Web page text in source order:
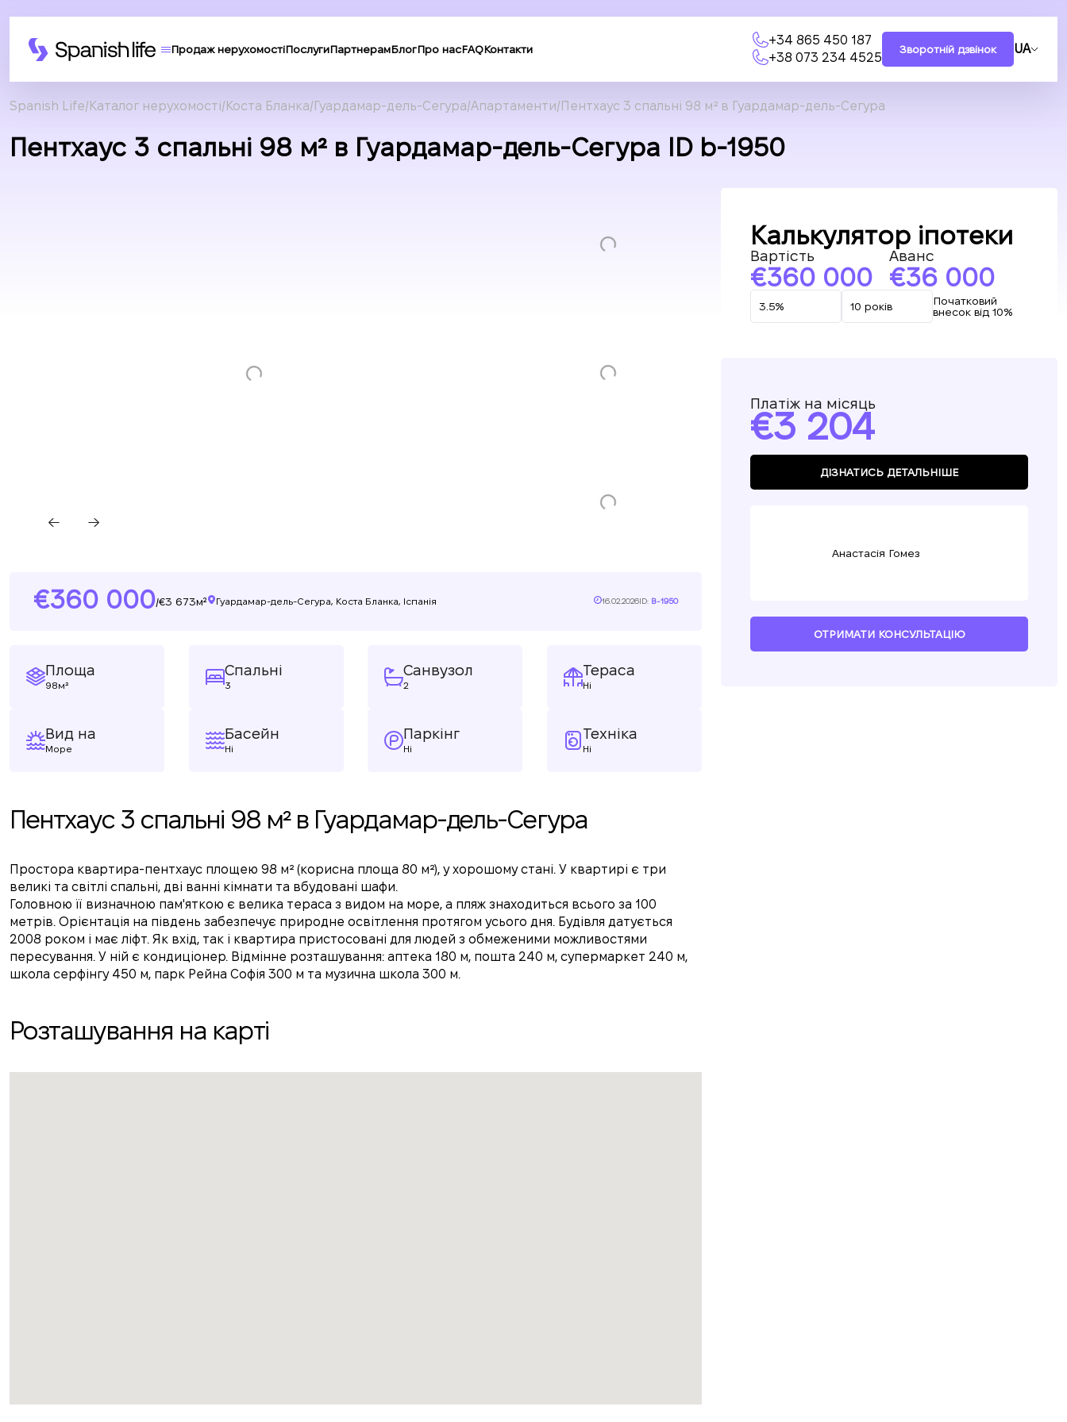
Продаж нерухомостіПослугиПартнерамБлогПро насFAQКонтакти
+34 865 450 187
+38 073 234 4525
Зворотній дзвінок UA
Spanish Life Каталог нерухомості Коста Бланка Гуардамар-дель-Сегура Апартаменти Пентхаус 3 спальні 98 м² в Гуардамар-дель-Сегура
Пентхаус 3 спальні 98 м² в Гуардамар-дель-Сегура ID b-1950
360 000/ 3 673м² Гуардамар-дель-Сегура, Коста Бланка, Іспанія 16.02.2026ID: B-1950
Площа
98м²
Спальні
3
Санвузол
2
Тераса
Ні
Вид на
Море
Басейн
Ні
Паркінг
Ні
Техніка
Ні
Пентхаус 3 спальні 98 м² в Гуардамар-дель-Сегура
Простора квартира-пентхаус площею 98 м² (корисна площа 80 м²), у хорошому стані. У квартирі є три
великі та світлі спальні, дві ванні кімнати та вбудовані шафи.
Головною її визначною пам'яткою є велика тераса з видом на море, а пляж знаходиться всього за 100
метрів. Орієнтація на південь забезпечує природне освітлення протягом усього дня. Будівля датується
2008 роком і має ліфт. Як вхід, так і квартира пристосовані для людей з обмеженими можливостями
пересування. У ній є кондиціонер. Відмінне розташування: аптека 180 м, пошта 240 м, супермаркет 240 м,
школа серфінгу 450 м, парк Рейна Софія 300 м та музична школа 300 м.
Розташування на карті
Калькулятор іпотеки
Вартість
360 000
Аванс
36 000
Початковий
внесок від 10%
Платіж на місяць
3 204
ДІЗНАТИСЬ ДЕТАЛЬНІШЕ
Анастасія Гомез
ОТРИМАТИ КОНСУЛЬТАЦІЮ